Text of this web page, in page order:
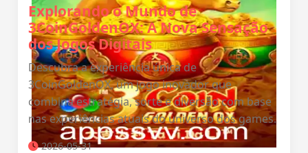
Explorando o Mundo de
3CoinGoldenOX: A Nova Sensação
dos Jogos Digitais
Descubra a experiência única de
3CoinGoldenOX, um jogo inovador que
combina estratégia, sorte e diversão com base
nas experiências atuais do universo dos games.
2026-05-31